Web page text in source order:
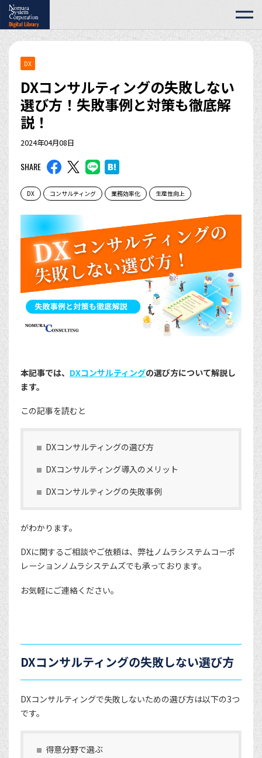
DX
DXコンサルティングの失敗しない
選び方！失敗事例と対策も徹底解
説！
2024年04月08日
SHARE
DX コンサルティング 業務効率化 生産性向上
本記事では、 DXコンサルティングの選び方について解説し
ます。
この記事を読むと
DXコンサルティングの選び方
DXコンサルティング導入のメリット
DXコンサルティングの失敗事例
がわかります。
DXに関するご相談やご依頼は、弊社ノムラシステムコーポ
レーションノムラシステムズでも承っております。
お気軽にご連絡ください。
DXコンサルティングの失敗しない選び方
DXコンサルティングで失敗しないための選び方は以下の3つ
です。
得意分野で選ぶ